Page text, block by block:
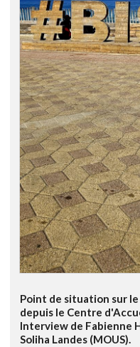
Point de situation sur
depuis le Centre
Interview de Fabienne
Soliha Landes (MOUS).